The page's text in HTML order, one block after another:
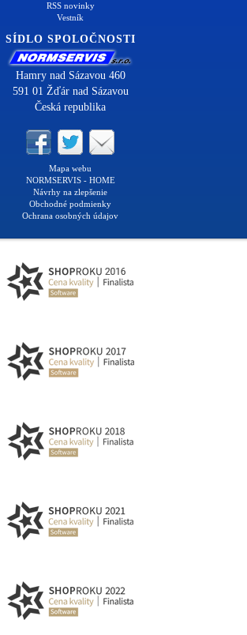
RSS novinky
Vestník
SÍDLO SPOLOČNOSTI
Hamry nad Sázavou 460
591 01 Žďár nad Sázavou
Česká republika
Mapa webu
NORMSERVIS - HOME
Návrhy na zlepšenie
Obchodné podmienky
Ochrana osobných údajov